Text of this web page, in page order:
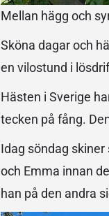
Mellan hägg och
Sköna dagar och
en vilostund i
Hästen i Sverige
tecken på fång.
Idag söndag
och Emma innan
han på den andra